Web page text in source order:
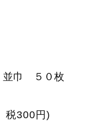
巾 ５０枚
税300円)